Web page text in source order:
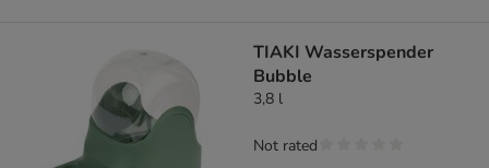
TIAKI Wasserspender
Bubble
3,8 l
Not rated